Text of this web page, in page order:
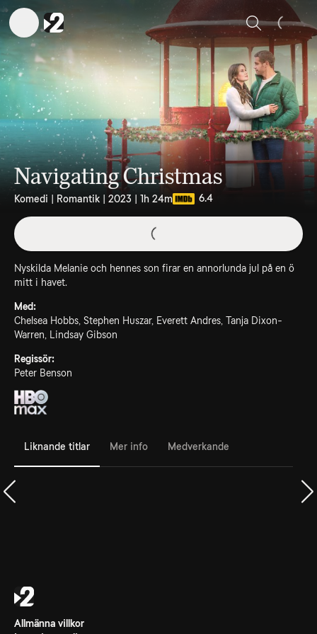
Sök
Navigating Christmas
Komedi | Romantik | 2023 | 1h 24m 6.4
Nyskilda Melanie och hennes son firar en annorlunda jul på en ö
mitt i havet.
Med:
Chelsea Hobbs, Stephen Huszar, Everett Andres, Tanja Dixon-
Warren, Lindsay Gibson
Regissör:
Peter Benson
Liknande titlar Mer info Medverkande
Allmänna villkor